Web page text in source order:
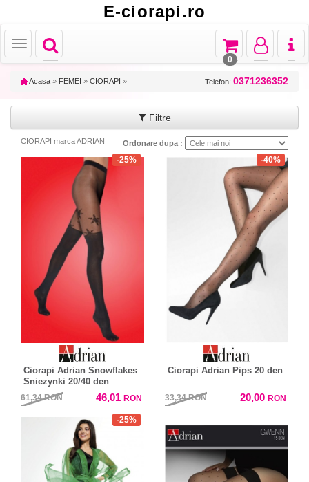
E-ciorapi.ro
Toggle
navigation
Toggle
Toggle
navigation
Toggle
navigation
Toggle
navigation
0
Acasa » FEMEI » CIORAPI » Telefon: 0371236352
Filtre
CIORAPI marca ADRIAN Ordonare dupa :
-25%
Ciorapi Adrian Snowflakes
Sniezynki 20/40 den
61,34RON 46,01 RON
-40%
Ciorapi Adrian Pips 20 den
33,34RON 20,00 RON
-25%